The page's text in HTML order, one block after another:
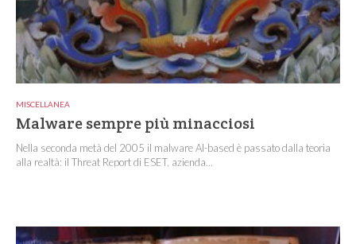
MISCELLANEA
Malware sempre più minacciosi
Nella seconda metà del 2005 il malware AI-based è passato dalla teoria
alla realtà: il Threat Report di ESET, azienda...